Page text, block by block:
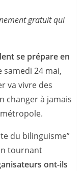
gratuit qui
se prépare en
samedi 24 mai,
va vivre des
changer à jamais
du bilinguisme”
tournant
ont-ils